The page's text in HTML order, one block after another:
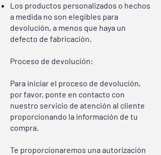
Los productos personalizados o hechos
a medida no son elegibles para
devolución, a menos que haya un
defecto de fabricación.
Proceso de devolución:
Para iniciar el proceso de devolución,
por favor, ponte en contacto con
nuestro servicio de atención al cliente
proporcionando la información de tu
compra.
Te proporcionaremos una autorización